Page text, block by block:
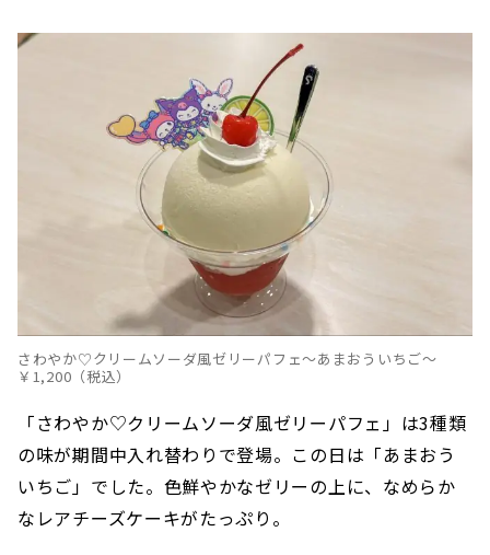
さわやか♡クリームソーダ風ゼリーパフェ～あまおういちご～
￥1,200（税込）
「さわやか♡クリームソーダ風ゼリーパフェ」は3種類
の味が期間中入れ替わりで登場。この日は「あまおう
いちご」でした。色鮮やかなゼリーの上に、なめらか
なレアチーズケーキがたっぷり。